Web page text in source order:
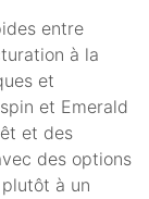
entre
à la
et
et Emerald
et des
des options
à un